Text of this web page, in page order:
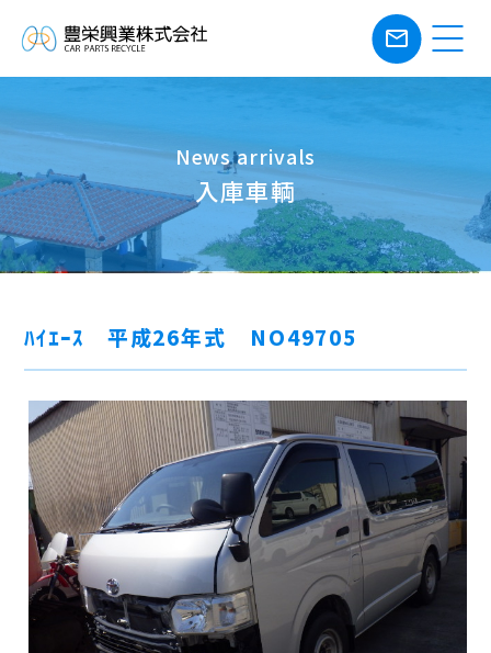
mail_outline
News arrivals
入庫車輌
ﾊｲｴｰｽ 平成26年式 NO49705